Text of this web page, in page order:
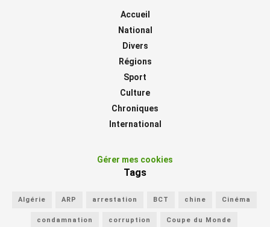
Accueil
National
Divers
Régions
Sport
Culture
Chroniques
International
Gérer mes cookies
Tags
Algérie ARP arrestation BCT chine Cinéma
condamnation corruption Coupe du Monde